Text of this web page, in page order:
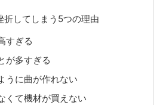
折してしまう5つの理由
ぎる
多すぎる
に曲が作れない
て機材が買えない